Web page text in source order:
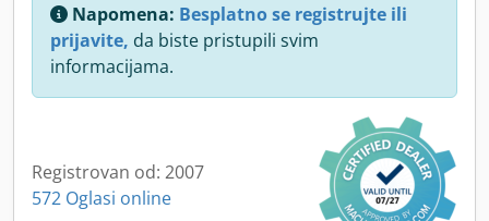
Napomena: Besplatno se registrujte ili
prijavite, da biste pristupili svim
informacijama.
Registrovan od: 2007
572 Oglasi online